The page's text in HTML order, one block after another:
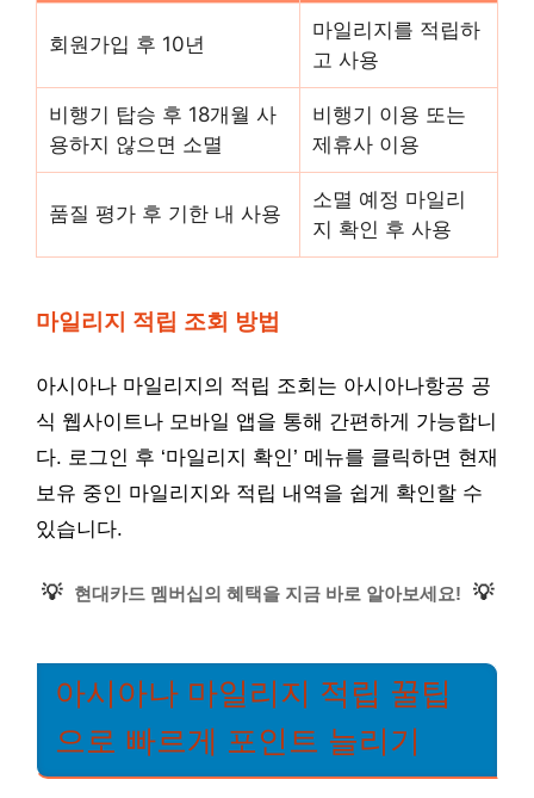
회원가입 후 10년
마일리지를 적립하
고 사용
비행기 탑승 후 18개월 사
용하지 않으면 소멸
비행기 이용 또는
제휴사 이용
품질 평가 후 기한 내 사용
소멸 예정 마일리
지 확인 후 사용
마일리지 적립 조회 방법
아시아나 마일리지의 적립 조회는 아시아나항공 공
식 웹사이트나 모바일 앱을 통해 간편하게 가능합니
다. 로그인 후 ‘마일리지 확인’ 메뉴를 클릭하면 현재
보유 중인 마일리지와 적립 내역을 쉽게 확인할 수
있습니다.
💡 현대카드 멤버십의 혜택을 지금 바로 알아보세요! 💡
아시아나 마일리지 적립 꿀팁
으로 빠르게 포인트 늘리기